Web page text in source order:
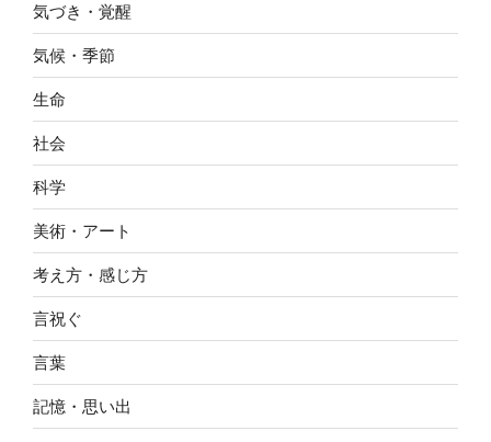
気づき・覚醒
気候・季節
生命
社会
科学
美術・アート
考え方・感じ方
言祝ぐ
言葉
記憶・思い出